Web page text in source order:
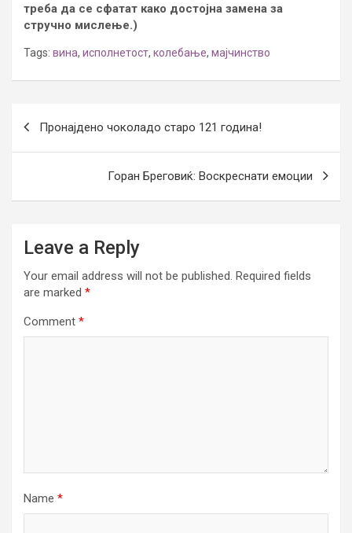
треба да се сфатат како достојна замена за
стручно мислење.)
Tags: вина, исполнетост, колебање, мајчинство
navigation
Пронајдено чоколадо старо 121 година!
Горан Бреговиќ: Воскреснати емоции
Leave a Reply
Your email address will not be published. Required fields
are marked *
Comment *
Name *